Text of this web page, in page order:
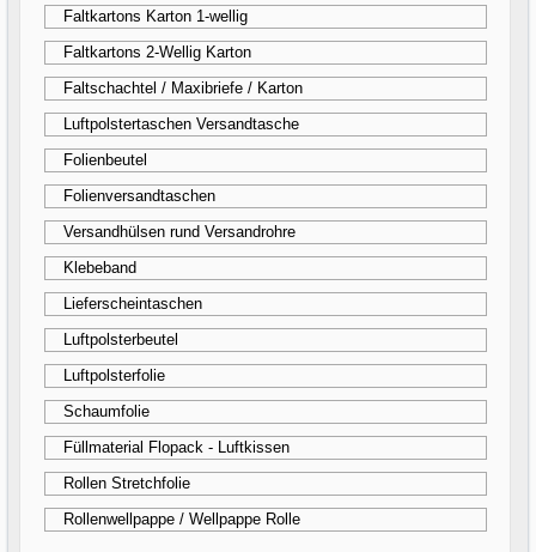
Faltkartons Karton 1-wellig
Faltkartons 2-Wellig Karton
Faltschachtel / Maxibriefe / Karton
Luftpolstertaschen Versandtasche
Folienbeutel
Folienversandtaschen
Versandhülsen rund Versandrohre
Klebeband
Lieferscheintaschen
Luftpolsterbeutel
Luftpolsterfolie
Schaumfolie
Füllmaterial Flopack - Luftkissen
Rollen Stretchfolie
Rollenwellpappe / Wellpappe Rolle